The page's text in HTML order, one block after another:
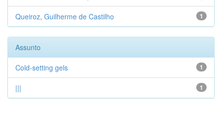
1
Queiroz, Guilherme de Castilho
Assunto
1
Cold-setting gels
1
|||